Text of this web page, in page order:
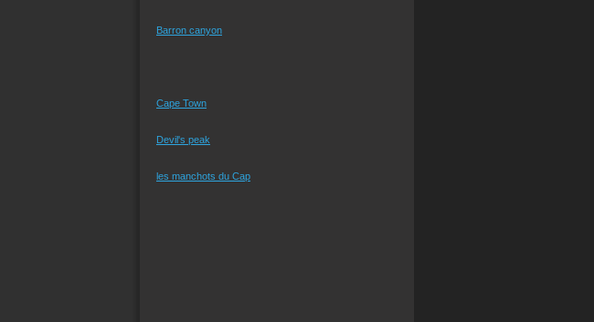
Barron canyon
Cape Town
Devil's peak
les manchots du Cap